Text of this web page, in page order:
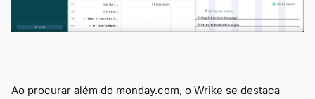
Ao procurar além do monday.com, o Wrike se destaca